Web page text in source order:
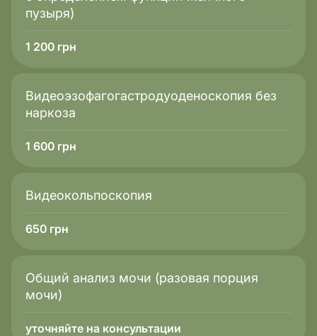
и иммуноглобулинов.
пузыря)
1 200 грн
Видеоэзофагогастродуоденоскопия без
наркоза
1 600 грн
Видеокольпоскопия
650 грн
Общий анализ мочи (разовая порция
мочи)
уточняйте на консультации